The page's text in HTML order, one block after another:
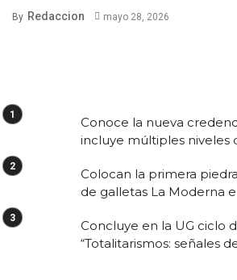
By Redaccion mayo 28, 2026
Conoce la nueva
incluye múltiples niveles
Colocan la primera
de galletas La Moderna
Concluye en la UG ciclo
“Totalitarismos: señales